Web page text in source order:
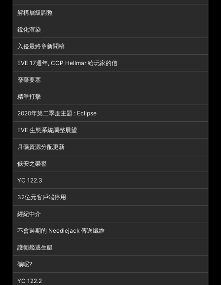
解構層級調整
銳化渲染
入侵最終章新聞稿
EVE 17週年, CCP Hellmar 給玩家的信
廢棄要塞
精準打擊
2020年第二季度主題 : Eclipse
EVE 生態系統調整展望
月礦資源分配更新
低安之榮譽
YC 122.3
32位元客戶端停用
經紀中介
不會過期的 Needlejack 傳送纖維
護衛艦逃生艇
礦呢?
YC 122.2